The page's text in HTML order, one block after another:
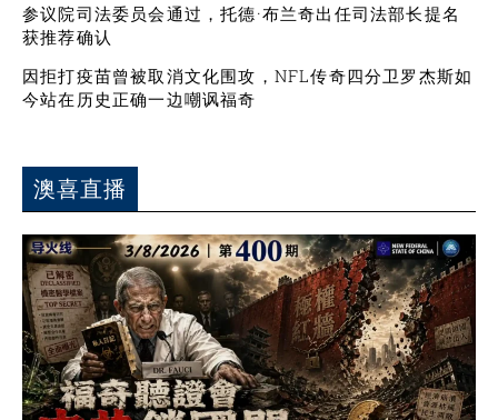
参议院司法委员会通过，托德·布兰奇出任司法部长提名
获推荐确认
因拒打疫苗曾被取消文化围攻，NFL传奇四分卫罗杰斯如
今站在历史正确一边嘲讽福奇
澳喜直播